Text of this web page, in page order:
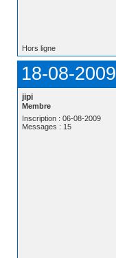
Hors ligne
18-08-
jipi
Membre
Inscription : 06-08-2009
Messages : 15